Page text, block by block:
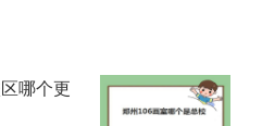
哪个更